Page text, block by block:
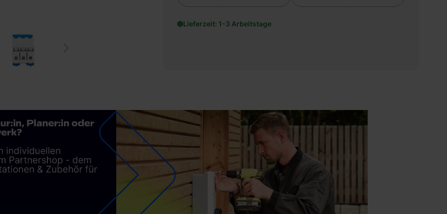
Lieferzeit: 1-3 Arbeitstage